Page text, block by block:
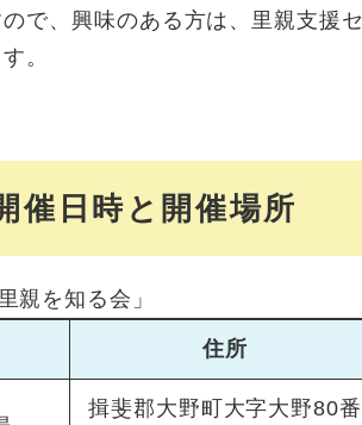
で、興味のある方は、里親支援セ
。
催日時と開催場所
親を知る会」
住所
揖斐郡大野町大字大野80番